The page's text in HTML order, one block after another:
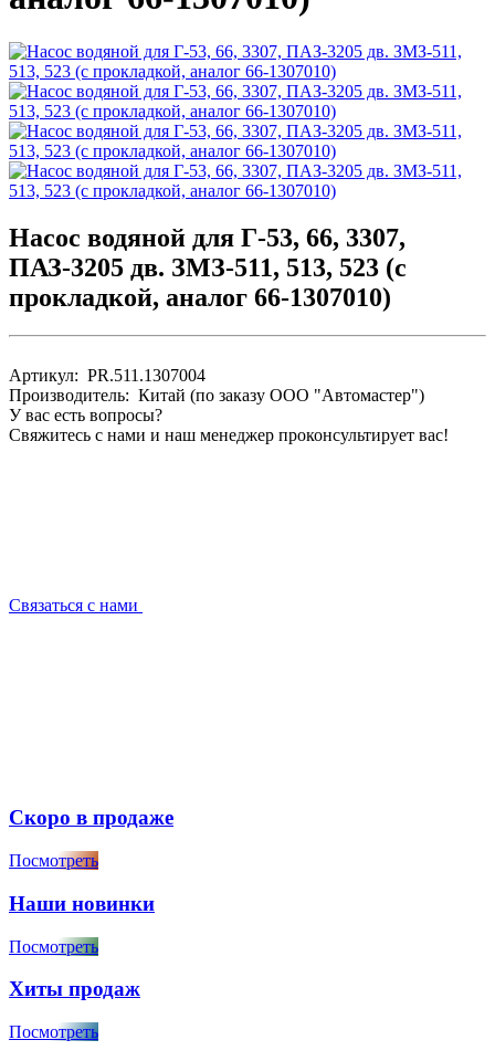
Насос водяной для Г-53, 66, 3307,
ПАЗ-3205 дв. ЗМЗ-511, 513, 523 (с
прокладкой, аналог 66-1307010)
Артикул: PR.511.1307004
Производитель: Китай (по заказу ООО "Автомастер")
У вас есть вопросы?
Свяжитесь с нами и наш менеджер проконсультирует вас!
Связаться с нами
Скоро в продаже
Посмотреть
Наши новинки
Посмотреть
Хиты продаж
Посмотреть